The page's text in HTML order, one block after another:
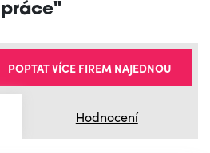
práce"
Hodnocení
POPTAT VÍCE FIREM NAJEDNOU